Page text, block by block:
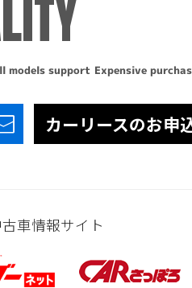
models support Expensive
カーリースのお申
車情報サイト